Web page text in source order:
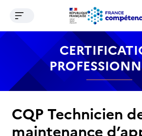
Contenu Recherche Menu
Ouvrir le menu de navigation
CQP Technicien